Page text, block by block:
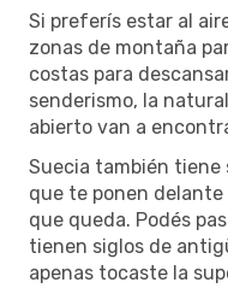
Si preferís estar al
zonas de montaña
costas para
senderismo, la
abierto van a
Suecia también tiene
que te ponen
que queda. Podés
tienen siglos de
apenas tocaste la